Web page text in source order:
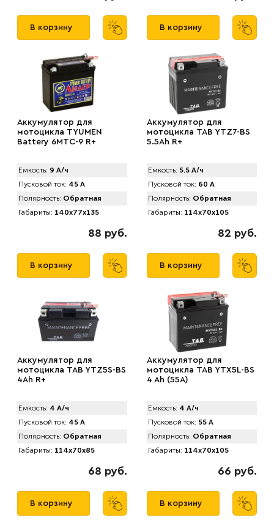
В корзину В корзину
Аккумулятор для
мотоцикла TYUMEN
Battery 6МТС-9 R+
Емкость: 9 А/ч
Пусковой ток: 45 А
Полярность: Обратная
Габариты: 140x77x135
88 руб.
В корзину
Аккумулятор для
мотоцикла TAB YTZ7-BS
5.5Ah R+
Емкость: 5.5 А/ч
Пусковой ток: 60 А
Полярность: Обратная
Габариты: 114x70x105
82 руб.
В корзину
Аккумулятор для
мотоцикла TAB YTZ5S-BS
4Ah R+
Емкость: 4 А/ч
Пусковой ток: 45 А
Полярность: Обратная
Габариты: 114x70x85
68 руб.
В корзину
Аккумулятор для
мотоцикла TAB YTX5L-BS
4 Ah (55А)
Емкость: 4 А/ч
Пусковой ток: 55 А
Полярность: Обратная
Габариты: 114x70x105
66 руб.
В корзину